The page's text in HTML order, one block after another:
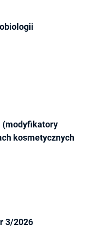
(modyfikatory
kosmetycznych
3/2026